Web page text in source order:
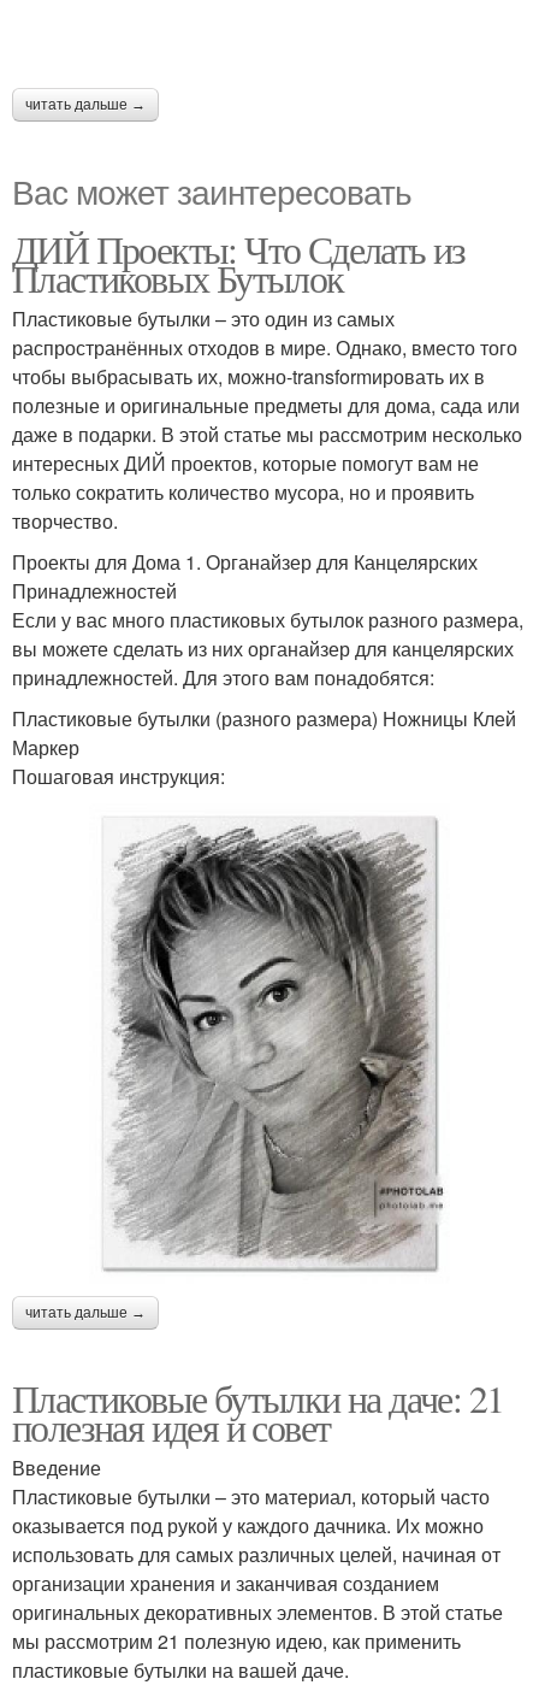
читать дальше →
Вас может заинтересовать
ДИЙ Проекты: Что Сделать из
Пластиковых Бутылок
Пластиковые бутылки – это один из самых
распространённых отходов в мире. Однако, вместо того
чтобы выбрасывать их, можно-transformировать их в
полезные и оригинальные предметы для дома, сада или
даже в подарки. В этой статье мы рассмотрим несколько
интересных ДИЙ проектов, которые помогут вам не
только сократить количество мусора, но и проявить
творчество.
Проекты для Дома 1. Органайзер для Канцелярских
Принадлежностей
Если у вас много пластиковых бутылок разного размера,
вы можете сделать из них органайзер для канцелярских
принадлежностей. Для этого вам понадобятся:
Пластиковые бутылки (разного размера) Ножницы Клей
Маркер
Пошаговая инструкция:
читать дальше →
Пластиковые бутылки на даче: 21
полезная идея и совет
Введение
Пластиковые бутылки – это материал, который часто
оказывается под рукой у каждого дачника. Их можно
использовать для самых различных целей, начиная от
организации хранения и заканчивая созданием
оригинальных декоративных элементов. В этой статье
мы рассмотрим 21 полезную идею, как применить
пластиковые бутылки на вашей даче.